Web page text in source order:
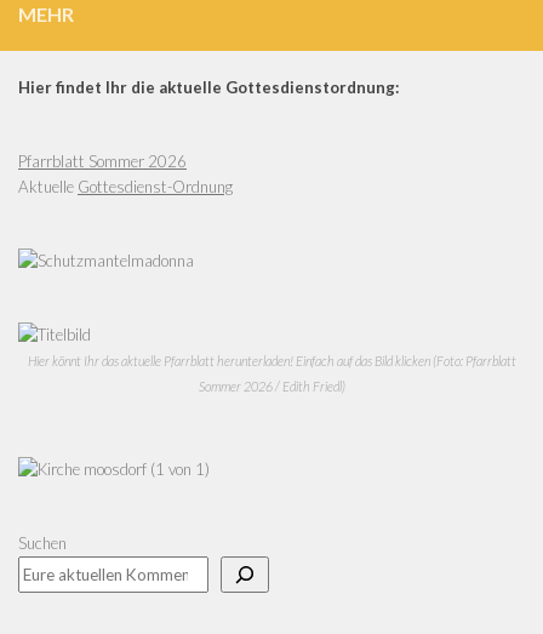
MEHR
Hier findet Ihr die aktuelle Gottesdienstordnung:
Pfarrblatt Sommer 2026
Aktuelle Gottesdienst-Ordnung
Hier könnt Ihr das aktuelle Pfarrblatt herunterladen! Einfach auf das Bild klicken (Foto: Pfarrblatt
Sommer 2026 / Edith Friedl)
Suchen